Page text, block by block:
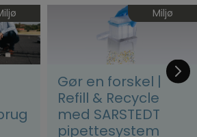
Miljø
Gør en forskel |
Refill & Recycle
med SARSTEDT
pipettesystem